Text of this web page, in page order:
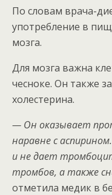
По словам врача-
употребление в
мозга.
Для мозга важна
чесноке. Он также
холестерина.
— Он оказывает
наравне с
и не дает
тромбов, а также
отметила медик в